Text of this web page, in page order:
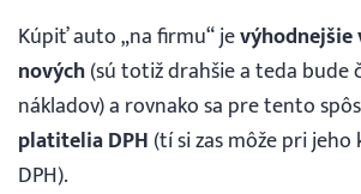
Kúpiť auto „na firmu“ jevýhodnejšie
nových(sú totiž drahšie a teda bude
nákladov) a rovnako sa pre tento
platitelia DPH (tí si zas môže pri
DPH).